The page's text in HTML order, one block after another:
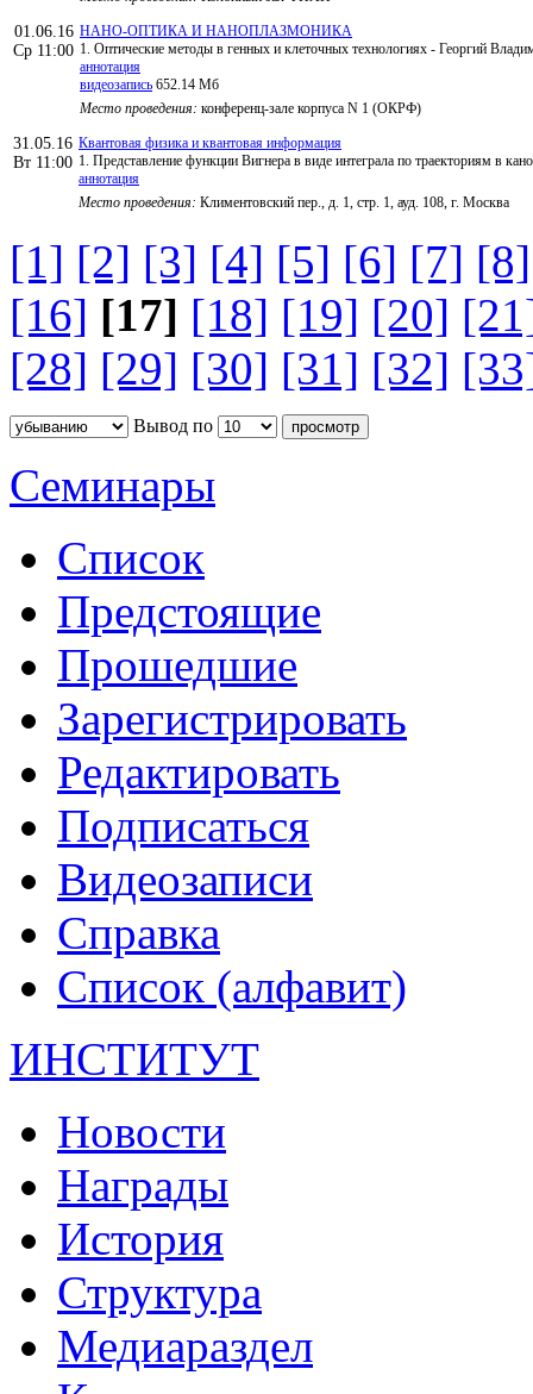
01.06.16
Ср 11:00
НАНО-ОПТИКА И НАНОПЛАЗМОНИКА
1. Оптические методы в генных и клеточных технологиях -
аннотация
видеозапись 652.14 Мб
Место проведения: конференц-зале корпуса N 1 (ОКРФ)
31.05.16
Вт 11:00
Квантовая физика и квантовая информация
1. Представление функции Вигнера в виде интеграла по траекториям в
аннотация
Место проведения: Климентовский пер., д. 1, стр. 1, ауд. 108, г. Москва
[1] [2] [3] [4] [5] [6] [7] [8]
[16] [17] [18] [19] [20]
[28] [29] [30] [31] [32]
Вывод по
Семинары
Список
Предстоящие
Прошедшие
Зарегистрировать
Редактировать
Подписаться
Видеозаписи
Справка
Список (алфавит)
ИНСТИТУТ
Новости
Награды
История
Структура
Медиараздел